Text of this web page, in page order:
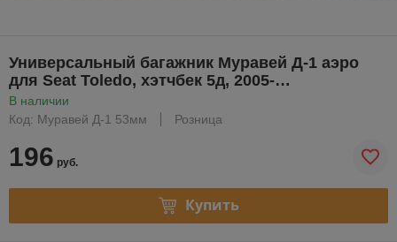
Универсальный багажник Муравей Д-1 аэро
для Seat Toledo, хэтчбек 5д, 2005-…
В наличии
Код: Муравей Д-1 53мм
Розница
196 руб.
Купить